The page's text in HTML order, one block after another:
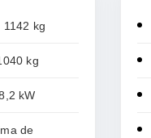
kg
kg
kW
de